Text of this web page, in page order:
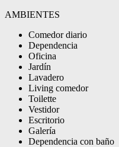
AMBIENTES
Comedor diario
Dependencia
Oficina
Jardín
Lavadero
Living comedor
Toilette
Vestidor
Escritorio
Galería
Dependencia con baño